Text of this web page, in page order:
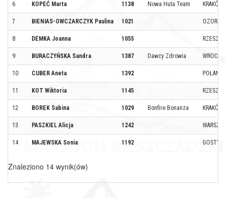
6 KOPEĆ Marta 1138 Nowa Huta Team KRAKÓW
7 BIENIAS-OWCZARCZYK Paulina 1021
8 DEMKA Joanna 1055 RZESZÓW
9 BURACZYŃSKA Sandra 1387 Dawcy Zdrowia WROCŁAW
10 CUBER Aneta 1392 POŁANIEC
11 KOT Wiktoria 1145 RZESZÓW
12 BOREK Sabina 1029 Bonfire Bonanza KRAKÓW
13 PASZKIEL Alicja 1242
14 MAJEWSKA Sonia 1192 GOSTYŃ
Znaleziono 14 wynik(ów)